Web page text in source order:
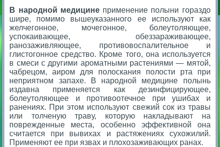
В народной медицинеприменение полыни гораздо
шире, помимо вышеуказанного ее используют как
желчегонное, мочегонное, болеутоляющее,
успокаивающее, обеззараживающее,
ранозаживляющее, противовоспалительное и
глистогонное средство. Кроме того, она используется
в смеси с другими ароматными растениями — мятой,
чабрецом, аиром для полоскания полости рта при
неприятном запахе. В народной медицине полынь
издавна применяется как дезинфицирующее,
болеутоляющее и противоотечное при ушибах и
ранениях. При этом используют свежий сок из травы
или толченую траву, которую накладывают на
поврежденные места, особенно эффективной она
считается при вывихах и растяжениях сухожилий.
Применяют ее при язвах и плохозаживающих ранах.